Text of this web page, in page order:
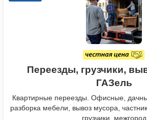
Переезды, грузчики,
ГАЗель
Квартирные переезды. Офисные,
разборка мебели, вывоз мусора,
грузчики, межгород